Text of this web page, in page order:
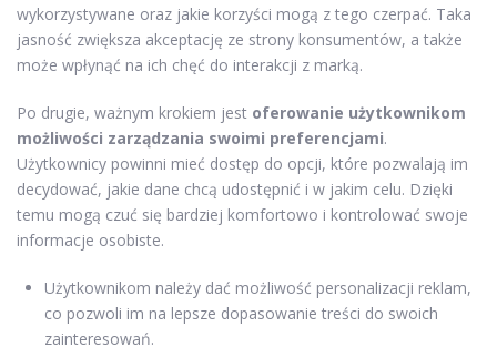
wykorzystywane oraz jakie korzyści mogą z tego czerpać. Taka
jasność zwiększa akceptację ze strony konsumentów, a także
może wpłynąć na ich chęć do interakcji z marką.
Po drugie, ważnym krokiem jest oferowanie użytkownikom
możliwości zarządzania swoimi preferencjami.
Użytkownicy powinni mieć dostęp do opcji, które pozwalają im
decydować, jakie dane chcą udostępnić i w jakim celu. Dzięki
temu mogą czuć się bardziej komfortowo i kontrolować swoje
informacje osobiste.
Użytkownikom należy dać możliwość personalizacji reklam,
co pozwoli im na lepsze dopasowanie treści do swoich
zainteresowań.